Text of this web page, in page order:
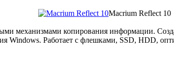
Macrium Reflect 10
механизмами копирования информации.
Windows. Работает с флешками, SSD, HDD,